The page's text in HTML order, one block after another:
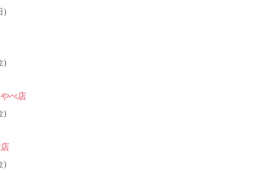
)
)
べ店
)
)